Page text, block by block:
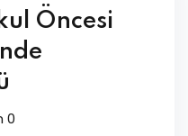
Öncesi
0